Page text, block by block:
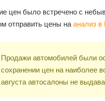
цен было встречено с
отправить цены на анализ в
Продажи автомобилей были
сохранении цен на наиболее
августа автосалоны не